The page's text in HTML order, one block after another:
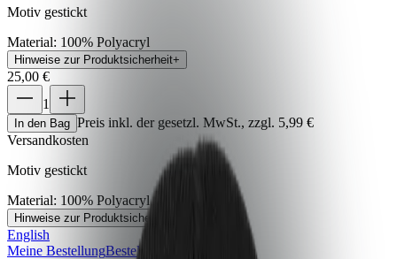
Motiv gestickt
Material: 100% Polyacryl
Hinweise zur Produktsicherheit+
25,00 €
1
In den Bag Preis inkl. der gesetzl. MwSt., zzgl. 5,99 €
Versandkosten
Motiv gestickt
Material: 100% Polyacryl
Hinweise zur Produktsicherheit
English
Meine BestellungBestellung widerrufen